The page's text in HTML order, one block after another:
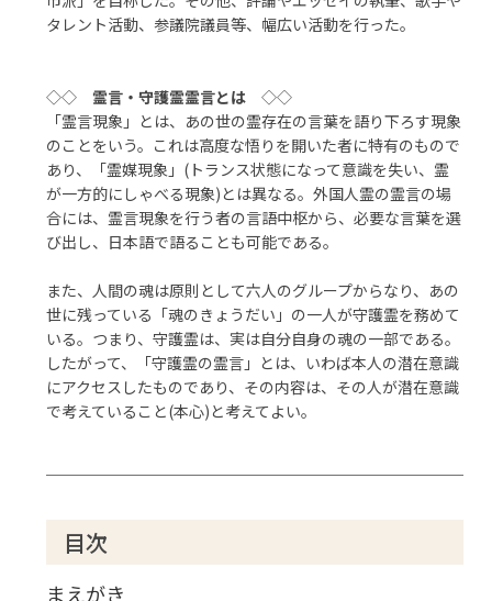
タレント活動、参議院議員等、幅広い活動を行った。
◇◇霊言・守護霊霊言とは ◇◇
「霊言現象」とは、あの世の霊存在の言葉を語り下ろす現象
のことをいう。これは高度な悟りを開いた者に特有のもので
あり、「霊媒現象」(トランス状態になって意識を失い、霊
が一方的にしゃべる現象)とは異なる。外国人霊の霊言の場
合には、霊言現象を行う者の言語中枢から、必要な言葉を選
び出し、日本語で語ることも可能である。
また、人間の魂は原則として六人のグループからなり、あの
世に残っている「魂のきょうだい」の一人が守護霊を務めて
いる。つまり、守護霊は、実は自分自身の魂の一部である。
したがって、「守護霊の霊言」とは、いわば本人の潜在意識
にアクセスしたものであり、その内容は、その人が潜在意識
で考えていること(本心)と考えてよい。
目次
まえがき